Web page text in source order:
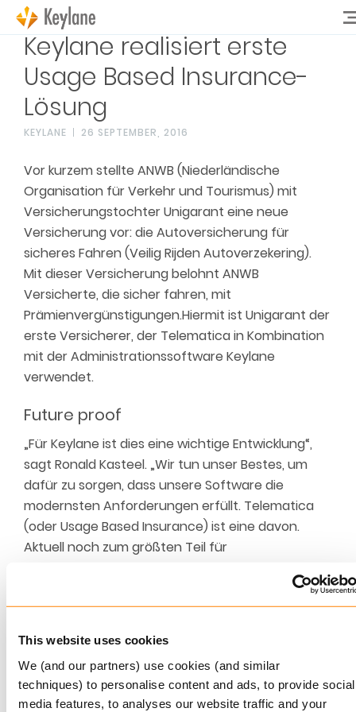
This website uses cookies
We (and our partners) use cookies (and similar
techniques) to personalise content and ads, to provide social
media features, to analyses our website traffic and your
Keylane realisiert erste
Usage Based Insurance-
Lösung
KEYLANE 26 SEPTEMBER, 2016
Vor kurzem stellte ANWB (Niederländische
Organisation für Verkehr und Tourismus) mit
Versicherungstochter Unigarant eine neue
Versicherung vor: die Autoversicherung für
sicheres Fahren (Veilig Rijden Autoverzekering).
Mit dieser Versicherung belohnt ANWB
Versicherte, die sicher fahren, mit
Prämienvergünstigungen.Hiermit ist Unigarant der
erste Versicherer, der Telematica in Kombination
mit der Administrationssoftware Keylane
verwendet.
Future proof
„Für Keylane ist dies eine wichtige Entwicklung“,
sagt Ronald Kasteel. „Wir tun unser Bestes, um
dafür zu sorgen, dass unsere Software die
modernsten Anforderungen erfüllt. Telematica
(oder Usage Based Insurance) ist eine davon.
Aktuell noch zum größten Teil für
man hierfür viel mehr Anwendungen sehen. Wir
sind dafür bereit.”
Flexibilität
Marin Roos, Veränderungs- und
Innovationsmanager bei Unigarant: „Um als